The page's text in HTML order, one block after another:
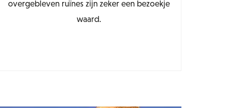
overgebleven ruïnes zijn zeker een bezoekje
waard.